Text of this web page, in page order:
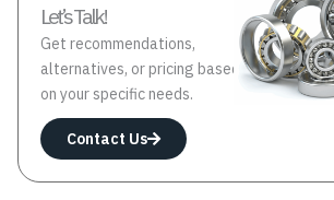
Let’s Talk!
Get recommendations,
alternatives, or pricing based
on your specific needs.
Contact Us